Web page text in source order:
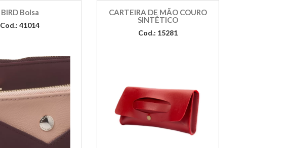
BIRD Bolsa
Cod.: 41014
CARTEIRA DE MÃO COURO
SINTÉTICO
Cod.: 15281